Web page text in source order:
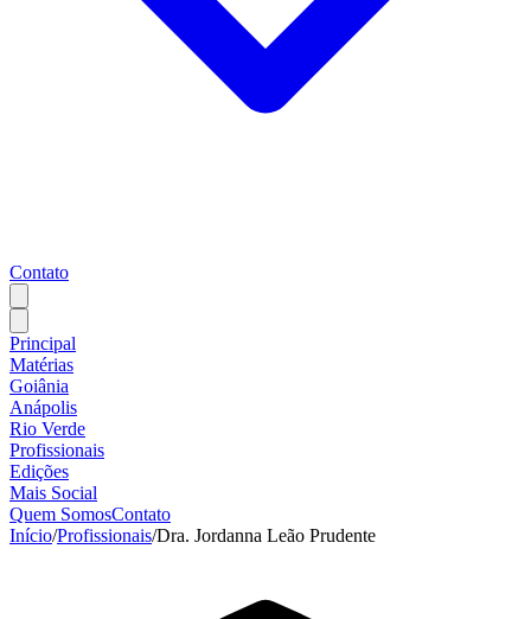
Contato
Principal
Matérias
Goiânia
Anápolis
Rio Verde
Profissionais
Edições
Mais Social
Quem SomosContato
Início/Profissionais/Dra. Jordanna Leão Prudente